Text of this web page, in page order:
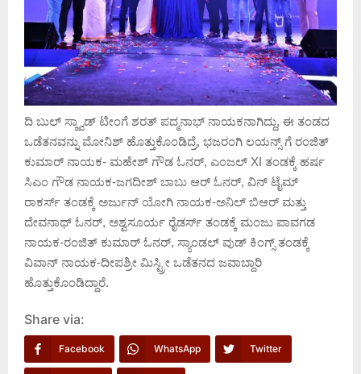
ದಿ ಬುಲ್ ಸ್ಕ್ವಾಡ್ ಟೀಂಗೆ ಶರತ್ ಪದ್ಮನಾಭ್ ನಾಯಕನಾಗಿದ್ದು, ಈ ತಂಡದ
ಒಡೆತನವನ್ನು ಮೋನಿಶ್ ಹೊತ್ತುಕೊಂಡಿದ್ರೆ, ಭಜರಂಗಿ ಲಯನ್ಸ್ ಗೆ ರಂಜಿತ್
ಕುಮಾರ್ ನಾಯಕ- ಮಹೇಶ್ ಗೌಡ ಓನರ್, ಎಂಜಲ್ XI ತಂಡಕ್ಕೆ ಹರ್ಷ
ಸಿಎಂ ಗೌಡ ನಾಯಕ-ಜಗದೀಶ್ ಬಾಬು ಆರ್ ಓನರ್, ವಿನ್ ಟೈಮ್
ರಾಕರ್ಸ್ ತಂಡಕ್ಕೆ ಅರ್ಜುನ್ ಯೋಗಿ ನಾಯಕ-ಅನಿಲ್ ಬಿಆರ್ ಮತ್ತು
ದೇವನಾಥ್ ಓನರ್, ಅಶ್ವಸೂರ್ಯ ರೈಡರ್ಸ್ ತಂಡಕ್ಕೆ ಮಂಜು ಪಾವಗಡ
ನಾಯಕ-ರಂಜಿತ್ ಕುಮಾರ್ ಓನರ್, ಸ್ಯಾಂಡಲ್ ವುಡ್ ಕಿಂಗ್ಸ್ ತಂಡಕ್ಕೆ
ವಿವಾನ್ ನಾಯಕ-ದೀಪಶ್ರೀ ಮಿಸ್ಟ್ರೀ ಒಡೆತನದ ಜವಾಬ್ದಾರಿ
ಹೊತ್ತುಕೊಂಡಿದ್ದಾರೆ.
Share via:
Facebook WhatsApp Twitter